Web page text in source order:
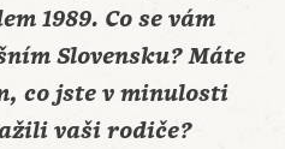
1989. Co se vám
Slovensku? Máte
co jste v minulosti
vaši rodiče?